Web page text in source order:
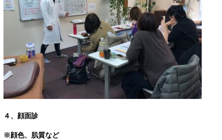
４、顔面診
※顔色、肌質など